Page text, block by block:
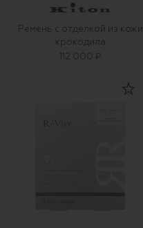
Ремень с отделкой из кожи
крокодила
112 000 ₽